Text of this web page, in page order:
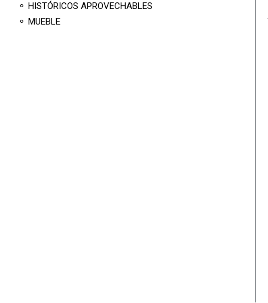
⚬ HISTÓRICOS APROVECHABLES
⚬ MUEBLE